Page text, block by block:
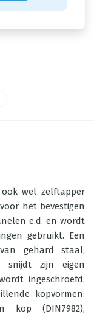
wel zelftapper
het bevestigen
e.d. en wordt
gebruikt. Een
gehard staal,
zijn eigen
ingeschroefd.
kopvormen:
kop (DIN7982),